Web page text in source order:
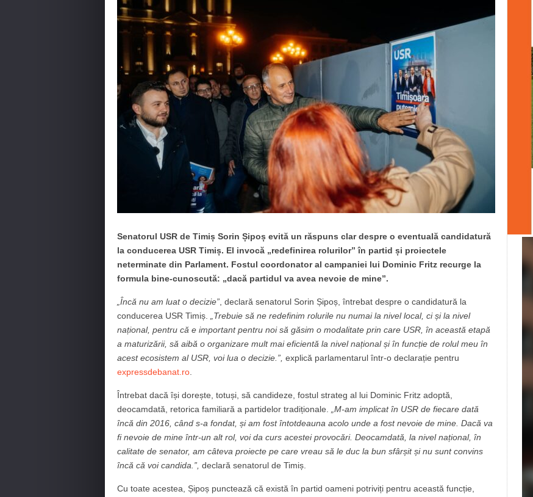
Senatorul USR de Timiș Sorin Șipoș evită un răspuns clar despre o eventuală candidatură
la conducerea USR Timiș. El invocă „redefinirea rolurilor” în partid și proiectele
neterminate din Parlament. Fostul coordonator al campaniei lui Dominic Fritz recurge la
formula bine-cunoscută: „dacă partidul va avea nevoie de mine”.
„Încă nu am luat o decizie” , declară senatorul Sorin Șipoș, întrebat despre o candidatură la
conducerea USR Timiș.
„Trebuie să ne redefinim rolurile nu numai la nivel local, ci și la nivel
național, pentru că e important pentru noi să găsim o modalitate prin care USR, în această etapă
a maturizării, să aibă o organizare mult mai eficientă la nivel național și în funcție de rolul meu în
acest ecosistem al USR, voi lua o decizie.”, explică parlamentarul într-o declarație pentru
expressdebanat.ro
Întrebat dacă își dorește, totuși, să candideze, fostul strateg al lui Dominic Fritz adoptă,
deocamdată, retorica familiară a partidelor tradiționale.
„M-am implicat în USR de fiecare dată
încă din 2016, când s-a fondat, și am fost întotdeauna acolo unde a fost nevoie de mine. Dacă va
fi nevoie de mine într-un alt rol, voi da curs acestei provocări. Deocamdată, la nivel național, în
calitate de senator, am câteva proiecte pe care vreau să le duc la bun sfârșit și nu sunt convins
încă că voi candida.”, declară senatorul de Timiș.
Cu toate acestea, Șipoș punctează că există în partid oameni potriviți pentru această funcție,